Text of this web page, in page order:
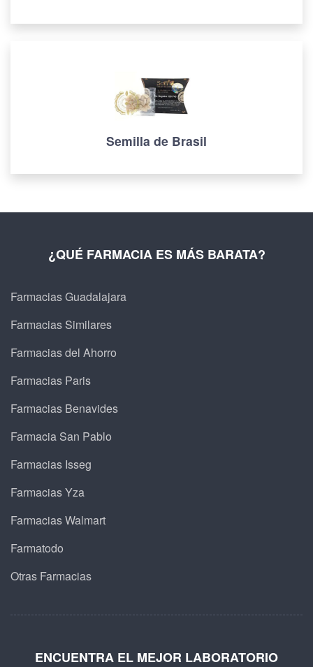
Semilla de Brasil
¿QUÉ FARMACIA ES MÁS BARATA?
Farmacias Guadalajara
Farmacias Similares
Farmacias del Ahorro
Farmacias Paris
Farmacias Benavides
Farmacia San Pablo
Farmacias Isseg
Farmacias Yza
Farmacias Walmart
Farmatodo
Otras Farmacias
ENCUENTRA EL MEJOR LABORATORIO